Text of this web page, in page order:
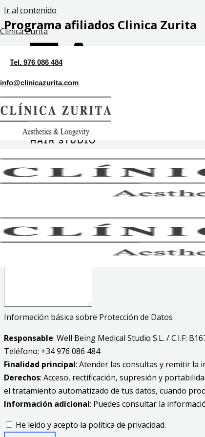
Ir al contenido
Clinica Zurita
Tel. 976 086 484
info@clinicazurita.com
Programa afiliados Clinica Zurita
Rellenar el formulario con los datos del nuevo cliente:
Información básica sobre Protección de Datos
Responsable: Well Being Medical Studio S.L. / C.I.F:
Teléfono: +34 976 086 484
Finalidad principal: Atender las consultas y remitir la
Derechos: Acceso, rectificación, supresión y
el tratamiento automatizado de tus datos, cuando
Información adicional: Puedes consultar la
He leído y acepto la política de privacidad.